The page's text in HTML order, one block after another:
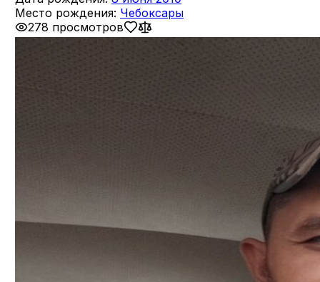
Место рождения: Чебоксары
278 просмотров